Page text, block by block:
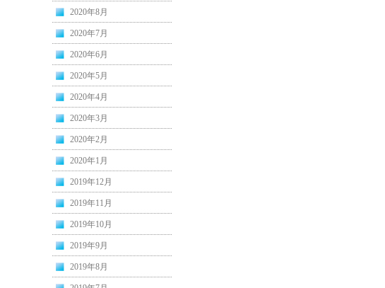
2020年8月
2020年7月
2020年6月
2020年5月
2020年4月
2020年3月
2020年2月
2020年1月
2019年12月
2019年11月
2019年10月
2019年9月
2019年8月